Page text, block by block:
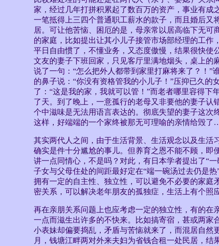
家，经过几年打拼积累起了数百万的资产，事业有成
一笔抵得上三四个普通职工薪水的款子，而且婚后又
居。可让他苦恼、困厄的是，母亲常以居高临下无可
的家庭，比如提出让其小儿子接管市场部经理的工作
平日自由惯了，不懂业务，又态度傲慢，结果很快使
文友的妻子下班回家，只见客厅里满地烟头，桌上的
说了一句：“怎么把外人都带到家里打麻将来了？！”
的鼻子说：“你没有资格管我的小儿子！”压抑已久的
了：“这是我的家，我就可以管！”而老者哪里容得下
了天。到了晚上，一意孤行的老母又非要他的妻子认
个中滋味是无法用语言表达的。彻底失望的妻子这次
这样，好端端的一个家终被那无可理喻的亲情给毁
其实两代人之间，由于生活背景、生活观念以及生活
确实是件十分尴尬的事儿。但养育之恩不能不顾，即
讲一点同情心，不是吗？对此，有日本学者提出了“
子女与父母住处的间距最好定在“端一碗汤过去仍是
拥有一定的自主性、独立性，可以避免不必要的家庭
密关系，可以解决老年朋友的孤独症，生活上有个照
再在亲朋关系问题上也应考虑一定的独立性，有的在
一点而滋生出许多的不快来。比如搞寄宿，甚或两家
小表妹却偏要捣乱，矛盾与苦恼就来了，而混居自然
月，钱塘江畔两对外来夫妇为省钱合租一处民居，结